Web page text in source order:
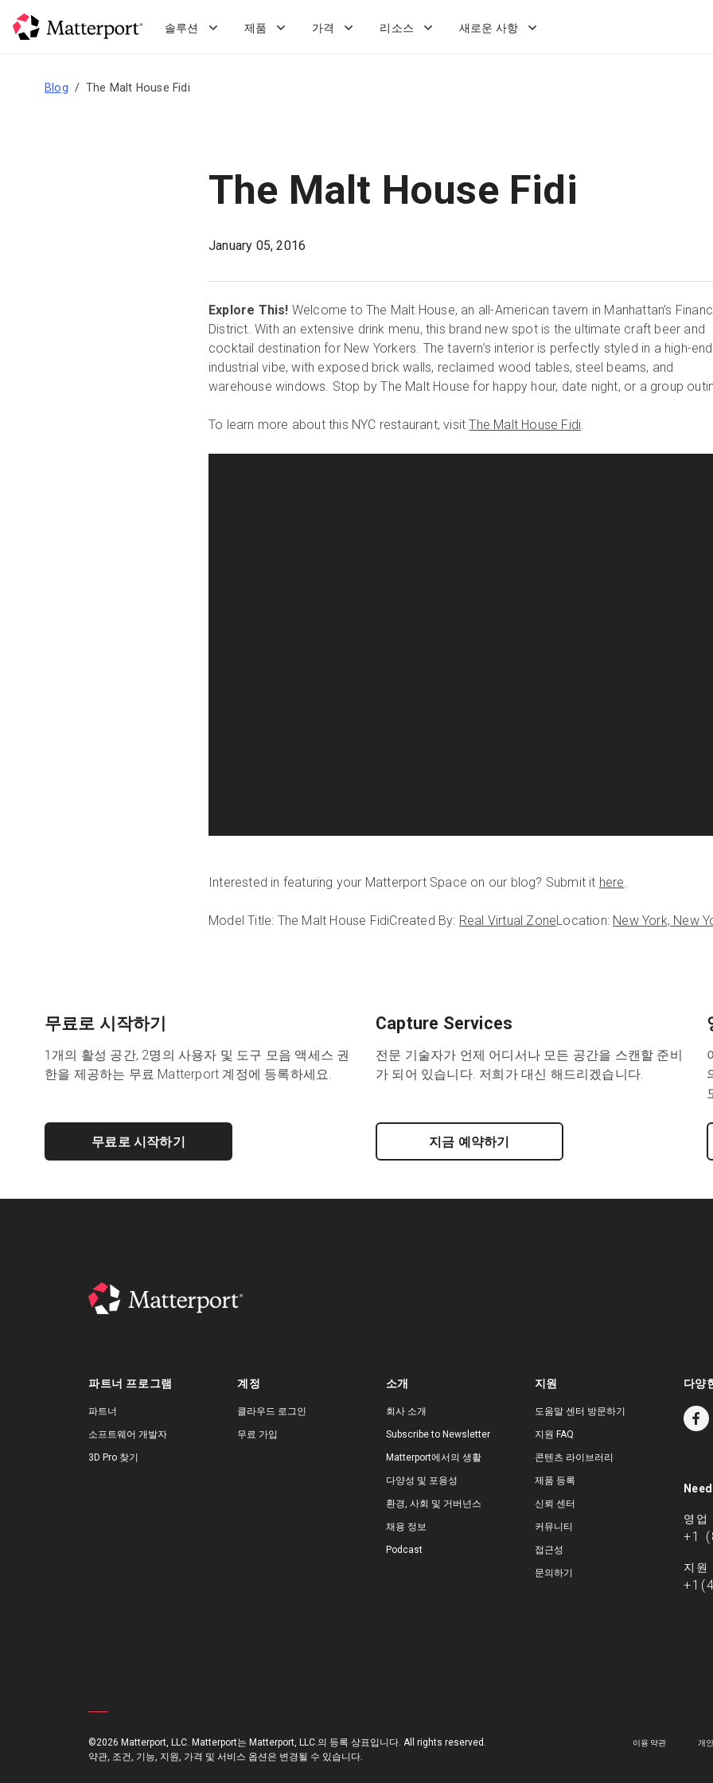
솔루션 제품 가격 리소스 새로운 사항
Blog The Malt House Fidi
The Malt House Fidi
January 05, 2016
Explore This! Welcome to The Malt House, an all-American tavern in Manhattan’s
District. With an extensive drink menu, this brand new spot is the ultimate craft beer and
cocktail destination for New Yorkers. The tavern’s interior is perfectly styled in a high-end
industrial vibe, with exposed brick walls, reclaimed wood tables, steel beams, and
warehouse windows. Stop by The Malt House for happy hour, date night, or a group
To learn more about this NYC restaurant, visitThe Malt House Fidi.
Interested in featuring your Matterport Space on our blog? Submit it here.
Model Title: The Malt House FidiCreated By: Real Virtual ZoneLocation: New York, New
무료로 시작하기
1개의 활성 공간, 2명의 사용자 및 도구 모음 액세스 권
한을 제공하는 무료 Matterport 계정에 등록하세요.
무료로 시작하기
Capture Services
전문 기술자가 언제 어디서나 모든 공간을 스캔할 준비
가 되어 있습니다. 저희가 대신 해드리겠습니다.
지금 예약하기
파트너 프로그램
파트너
소프트웨어 개발자
3D Pro 찾기
계정
클라우드 로그인
무료 가입
소개
회사 소개
Subscribe to Newsletter
Matterport에서의 생활
다양성 및 포용성
환경, 사회 및 거버넌스
채용 정보
Podcast
지원
도움말 센터 방문하기
지원 FAQ
콘텐츠 라이브러리
제품 등록
신뢰 센터
커뮤니티
접근성
문의하기
다양
영업
+1
지원
©2026 Matterport, LLC. Matterport는 Matterport, LLC.의 등록 상표입니다. All rights reserved.
약관, 조건, 기능, 지원, 가격 및 서비스 옵션은 변경될 수 있습니다.
이용 약관 개